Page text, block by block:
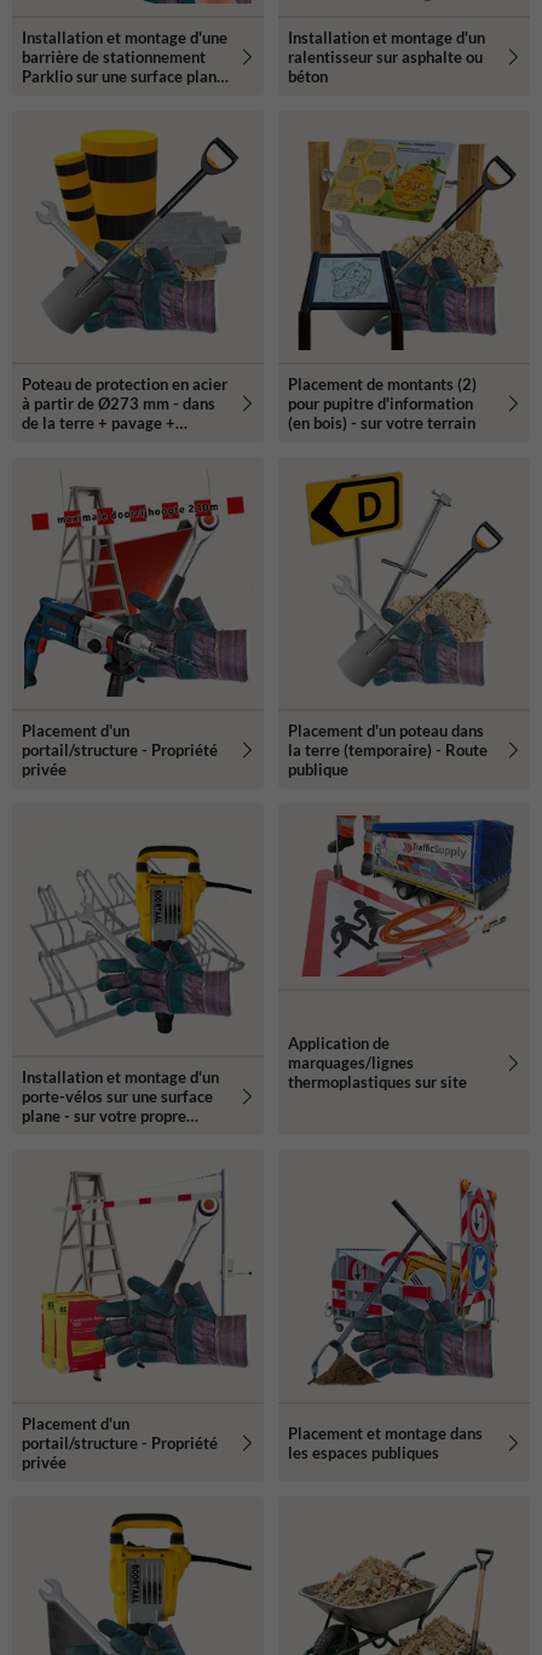
Installation et montage d'une
barrière de stationnement
Parklio sur une surface plane
Installation et montage d'un
ralentisseur sur asphalte ou
béton
Poteau de protection en acier
à partir de Ø273 mm - dans
de la terre + pavage +
Placement de montants (2)
pour pupitre d'information
(en bois) - sur votre terrain
Placement d'un
portail/structure - Propriété
privée
Placement d'un poteau dans
la terre (temporaire) - Route
publique
Installation et montage d'un
porte-vélos sur une surface
plane - sur votre propre
Application de
marquages/lignes
thermoplastiques sur site
Placement d'un
portail/structure - Propriété
privée
Placement et montage dans
les espaces publiques